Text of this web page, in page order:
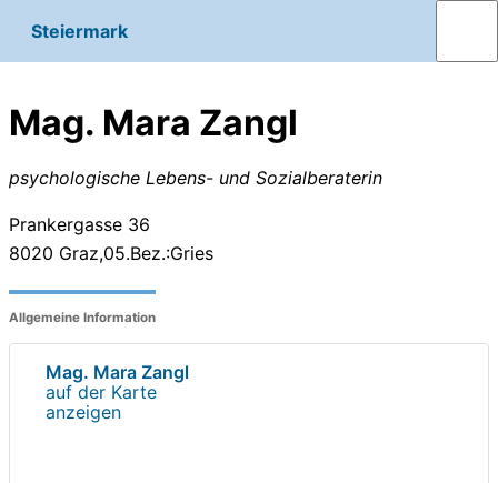
Steiermark
Mag. Mara Zangl
psychologische Lebens- und Sozialberaterin
Prankergasse 36
8020 Graz,05.Bez.:Gries
Allgemeine Information
Mag. Mara Zangl
auf der Karte
anzeigen